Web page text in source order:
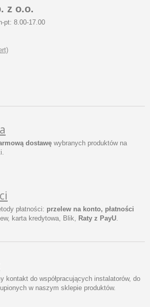
z o.o.
pt: 8.00-17.00
dostawę wybranych produktów na
płatności: przelew na konto, płatności
karta kredytowa, Blik, Raty z PayU
kontakt do współpracujących instalatorów, do
w naszym sklepie produktów.